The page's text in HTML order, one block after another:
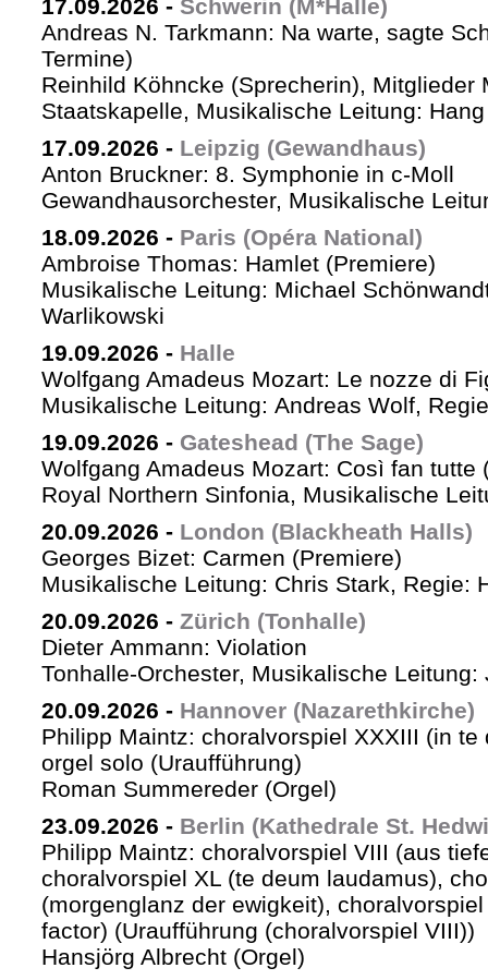
17.09.2026 - Schwerin (M*Halle)
Andreas N. Tarkmann: Na warte, sagte
Termine)
Reinhild Köhncke (Sprecherin), Mitglieder
Staatskapelle, Musikalische Leitung:
17.09.2026 - Leipzig (Gewandhaus)
Anton Bruckner: 8. Symphonie in c-Moll
Gewandhausorchester, Musikalische
18.09.2026 - Paris (Opéra National)
Ambroise Thomas: Hamlet (Premiere)
Musikalische Leitung: Michael
Warlikowski
19.09.2026 - Halle
Wolfgang Amadeus Mozart: Le nozze di
Musikalische Leitung: Andreas Wolf,
19.09.2026 - Gateshead (The Sage)
Wolfgang Amadeus Mozart: Così fan tutte
Royal Northern Sinfonia, Musikalische
20.09.2026 - London (Blackheath Halls)
Georges Bizet: Carmen (Premiere)
Musikalische Leitung: Chris Stark, Regie:
20.09.2026 - Zürich (Tonhalle)
Dieter Ammann: Violation
Tonhalle-Orchester, Musikalische Leitung:
20.09.2026 - Hannover (Nazarethkirche)
Philipp Maintz: choralvorspiel XXXIII (in te
orgel solo (Uraufführung)
Roman Summereder (Orgel)
23.09.2026 - Berlin (Kathedrale St.
Philipp Maintz: choralvorspiel VIII (aus
choralvorspiel XL (te deum laudamus),
(morgenglanz der ewigkeit),
factor) (Uraufführung (choralvorspiel VIII))
Hansjörg Albrecht (Orgel)